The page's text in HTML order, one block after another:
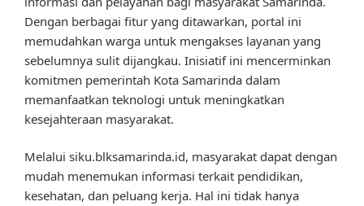
Dengan berbagai fitur yang ditawarkan, portal ini
memudahkan warga untuk mengakses layanan yang
sebelumnya sulit dijangkau. Inisiatif ini mencerminkan
komitmen pemerintah Kota Samarinda dalam
memanfaatkan teknologi untuk meningkatkan
kesejahteraan masyarakat.
Melalui siku.blksamarinda.id, masyarakat dapat dengan
mudah menemukan informasi terkait pendidikan,
kesehatan, dan peluang kerja. Hal ini tidak hanya